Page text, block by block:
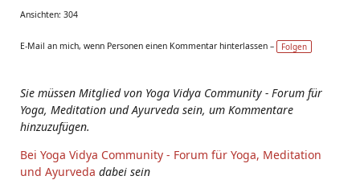
Ansichten: 304
E-Mail an mich, wenn Personen einen Kommentar hinterlassen – Folgen
Sie müssen Mitglied von Yoga Vidya Community - Forum für
Yoga, Meditation und Ayurveda sein, um Kommentare
hinzuzufügen.
Bei Yoga Vidya Community - Forum für Yoga, Meditation
und Ayurveda dabei sein